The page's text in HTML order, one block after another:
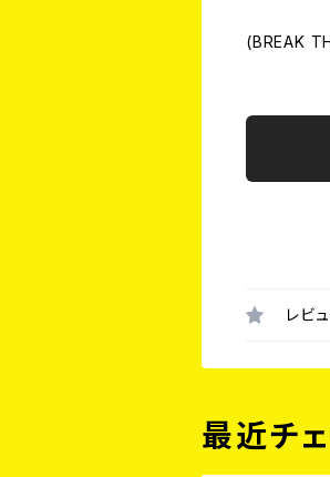
(BREAK
レビ
最近チ